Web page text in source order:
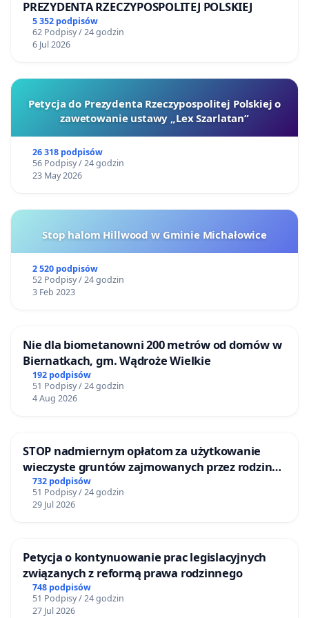
PREZYDENTA RZECZYPOSPOLITEJ POLSKIEJ
5 352 podpisów
62 Podpisy / 24 godzin
6 Jul 2026
Petycja do Prezydenta Rzeczypospolitej Polskiej o
zawetowanie ustawy „Lex Szarlatan”
26 318 podpisów
56 Podpisy / 24 godzin
23 May 2026
Stop halom Hillwood w Gminie Michałowice
2 520 podpisów
52 Podpisy / 24 godzin
3 Feb 2023
Nie dla biometanowni 200 metrów od domów w
Biernatkach, gm. Wądroże Wielkie
192 podpisów
51 Podpisy / 24 godzin
4 Aug 2026
STOP nadmiernym opłatom za użytkowanie
wieczyste gruntów zajmowanych przez rodzinne
ogrody działkowe.
732 podpisów
51 Podpisy / 24 godzin
29 Jul 2026
Petycja o kontynuowanie prac legislacyjnych
związanych z reformą prawa rodzinnego
748 podpisów
51 Podpisy / 24 godzin
27 Jul 2026